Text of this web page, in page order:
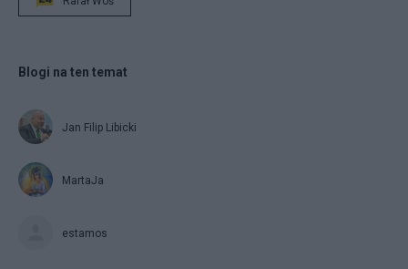
Blogi na ten temat
Jan Filip Libicki
MartaJa
estamos